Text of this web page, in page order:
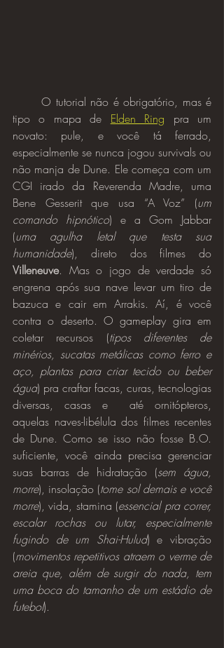
	O tutorial não é obrigatório, mas é
tipo o mapa de Elden Ring pra um
novato: pule, e você tá ferrado,
especialmente se nunca jogou survivals ou
não manja de Dune. Ele começa com um
CGI irado da Reverenda Madre, uma
Bene Gesserit que usa “A Voz” (um
comando hipnótico) e a Gom Jabbar
(uma agulha letal que testa sua
humanidade
Villeneuve. Mas o jogo de verdade só
engrena após sua nave levar um tiro de
bazuca e cair em Arrakis. Aí, é você
contra o deserto. O gameplay gira em
coletar recursos (tipos diferentes de
minérios, sucatas metálicas como ferro e
aço, plantas para criar tecido ou beber
água) pra craftar facas, curas, tecnologias
diversas, casas e  até ornitópteros,
aquelas naves-libélula dos filmes recentes
de Dune. Como se isso não fosse B.O.
suficiente, você ainda precisa gerenciar
suas barras de hidratação (sem água,
morre), insolação (tome sol demais e você
morre), vida, stamina (essencial pra correr,
escalar rochas ou lutar, especialmente
fugindo de um Shai-Hulud) e vibração
(movimentos repetitivos atraem o verme de
areia que, além de surgir do nada, tem
uma boca do tamanho de um estádio de
futebol).